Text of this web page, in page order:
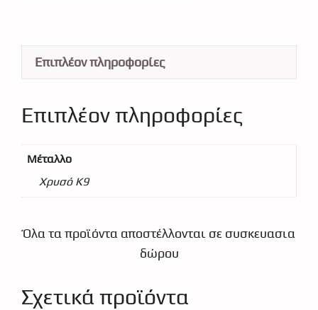
Επιπλέον πληροφορίες
Επιπλέον πληροφορίες
Μέταλλο
Χρυσό Κ9
Όλα τα προϊόντα αποστέλλονται σε συσκευασια
δώρου
Σχετικά προϊόντα